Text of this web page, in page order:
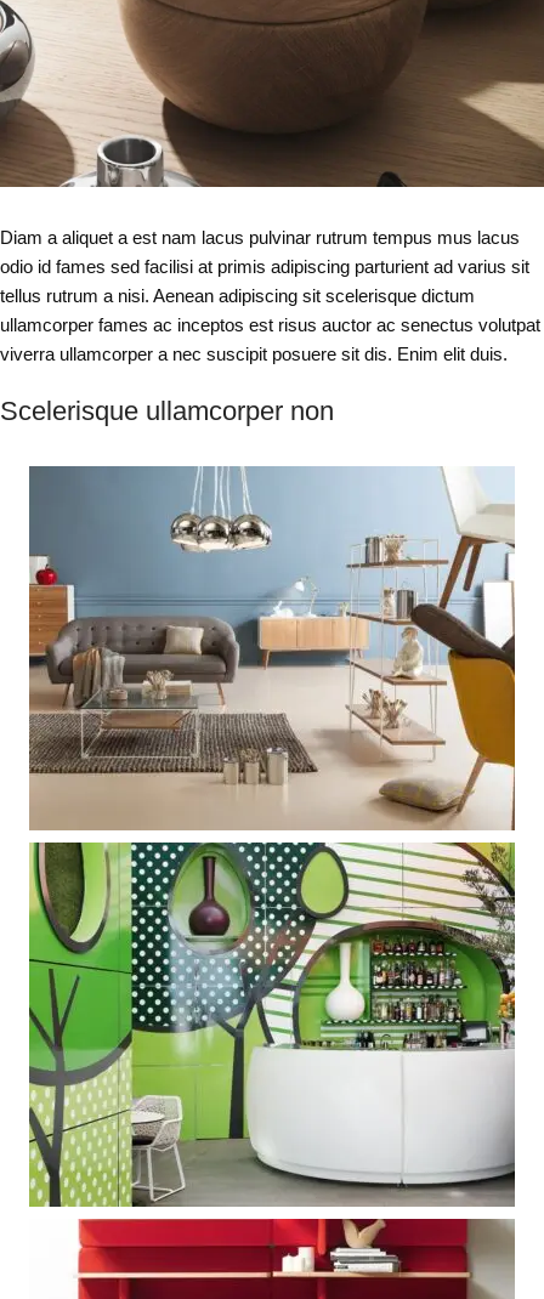
Diam a aliquet a est nam lacus pulvinar rutrum tempus mus lacus
odio id fames sed facilisi at primis adipiscing parturient ad varius sit
tellus rutrum a nisi. Aenean adipiscing sit scelerisque dictum
ullamcorper fames ac inceptos est risus auctor ac senectus volutpat
viverra ullamcorper a nec suscipit posuere sit dis. Enim elit duis.
Scelerisque ullamcorper non